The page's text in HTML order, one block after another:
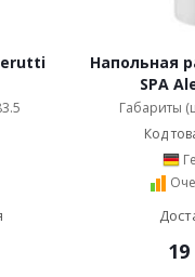
Напольная
SPA
Габариты
Код
19